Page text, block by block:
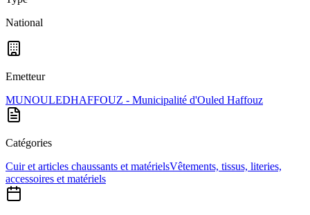
National
Emetteur
MUNOULEDHAFFOUZ - Municipalité d'Ouled Haffouz
Catégories
Cuir et articles chaussants et matérielsVêtements, tissus, literies,
accessoires et matériels